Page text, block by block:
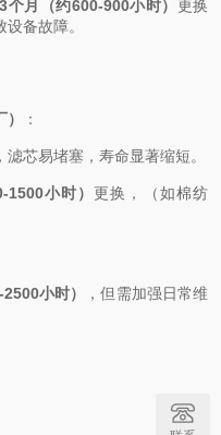
3个月（约600-900小时） 更换
备故障。
：
芯易堵塞，寿命显著缩短。
1500小时）更换，（如棉纺
小时）
，但需加强日常维